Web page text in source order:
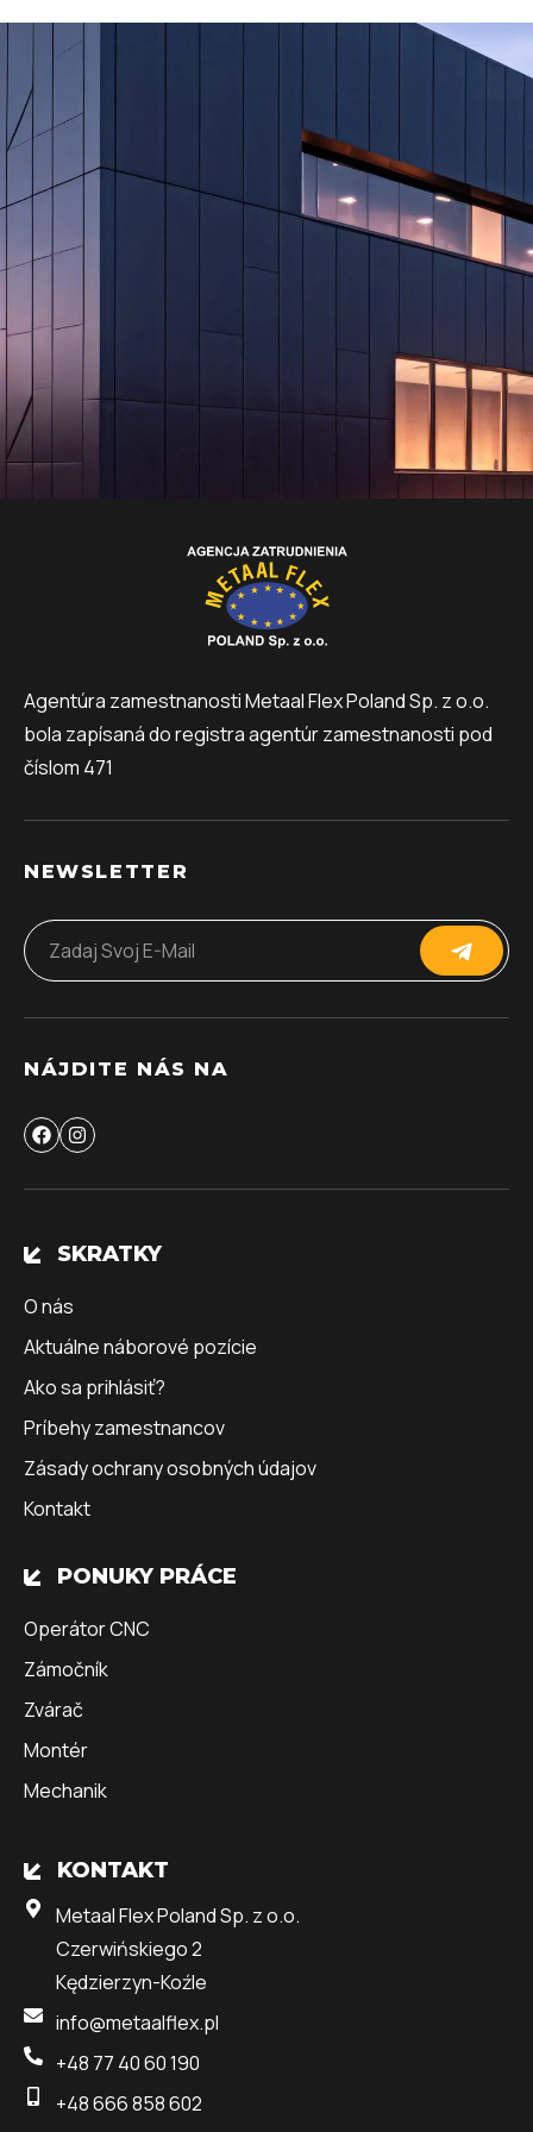
Agentúra zamestnanosti Metaal Flex Poland Sp. z o.o.
bola zapísaná do registra agentúr zamestnanosti pod
číslom 471
NEWSLETTER
NÁJDITE NÁS NA
SKRATKY
O nás
Aktuálne náborové pozície
Ako sa prihlásiť?
Príbehy zamestnancov
Zásady ochrany osobných údajov
Kontakt
PONUKY PRÁCE
Operátor CNC
Zámočník
Zvárač
Montér
Mechanik
KONTAKT
Metaal Flex Poland Sp. z o.o.
Czerwińskiego 2
Kędzierzyn-Koźle
info@metaalflex.pl
+48 77 40 60 190
+48 666 858 602